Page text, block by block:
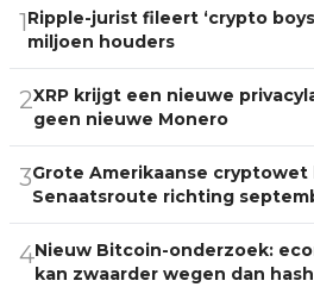
1Ripple-jurist fileert ‘crypto
miljoen houders
2XRP krijgt een nieuwe
geen nieuwe Monero
3Grote Amerikaanse
Senaatsroute richting
4Nieuw Bitcoin-onderzoek:
kan zwaarder wegen dan